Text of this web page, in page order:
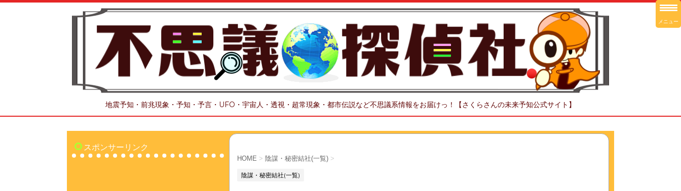
地震予知・前兆現象・予知・予言・UFO・宇宙人・透視・超常現象・都市伝説など不思議系情報をお届けっ！【さくらさんの未来予知公式サイト】
HOME > 陰謀・秘密結社(一覧) >
陰謀・秘密結社(一覧)
スポンサーリンク
メニュー